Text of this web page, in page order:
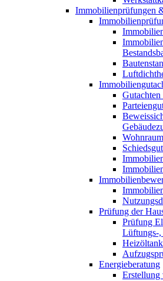
Immobilienprüfungen
Gutachten
Prüfung der
Prüfung
Lüftungs-,
Energieberatung
Erstellung